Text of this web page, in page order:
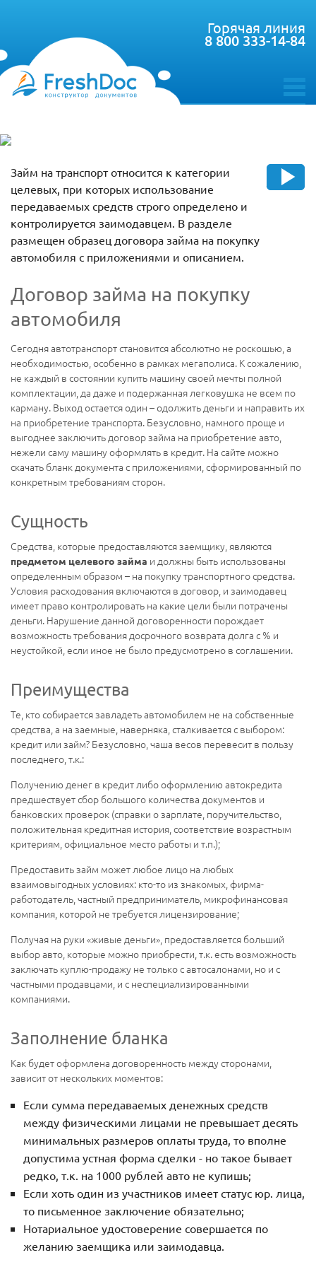
toggle
Горячая линия
8 800 333-14-84
Займ на транспорт относится к категории
целевых, при которых использование
передаваемых средств строго определено и
контролируется заимодавцем. В разделе
размещен образец договора займа на покупку
автомобиля с приложениями и описанием.
Договор займа на покупку
автомобиля
Сегодня автотранспорт становится абсолютно не роскошью, а
необходимостью, особенно в рамках мегаполиса. К сожалению,
не каждый в состоянии купить машину своей мечты полной
комплектации, да даже и подержанная легковушка не всем по
карману. Выход остается один – одолжить деньги и направить их
на приобретение транспорта. Безусловно, намного проще и
выгоднее заключить договор займа на приобретение авто,
нежели саму машину оформлять в кредит. На сайте можно
скачать бланк документа с приложениями, сформированный по
конкретным требованиям сторон.
Сущность
Средства, которые предоставляются заемщику, являются
предметом целевого займа и должны быть использованы
определенным образом – на покупку транспортного средства.
Условия расходования включаются в договор, и заимодавец
имеет право контролировать на какие цели были потрачены
деньги. Нарушение данной договоренности порождает
возможность требования досрочного возврата долга с % и
неустойкой, если иное не было предусмотрено в соглашении.
Преимущества
Те, кто собирается завладеть автомобилем не на собственные
средства, а на заемные, наверняка, сталкивается с выбором:
кредит или займ? Безусловно, чаша весов перевесит в пользу
последнего, т.к.:
Получению денег в кредит либо оформлению автокредита
предшествует сбор большого количества документов и
банковских проверок (справки о зарплате, поручительство,
положительная кредитная история, соответствие возрастным
критериям, официальное место работы и т.п.);
Предоставить займ может любое лицо на любых
взаимовыгодных условиях: кто-то из знакомых, фирма-
работодатель, частный предприниматель, микрофинансовая
компания, которой не требуется лицензирование;
Получая на руки «живые деньги», предоставляется больший
выбор авто, которые можно приобрести, т.к. есть возможность
заключать куплю-продажу не только с автосалонами, но и с
частными продавцами, и с неспециализированными
компаниями.
Заполнение бланка
Как будет оформлена договоренность между сторонами,
зависит от нескольких моментов:
Если сумма передаваемых денежных средств
между физическими лицами не превышает десять
минимальных размеров оплаты труда, то вполне
допустима устная форма сделки - но такое бывает
редко, т.к. на 1000 рублей авто не купишь;
Если хоть один из участников имеет статус юр. лица,
то письменное заключение обязательно;
Нотариальное удостоверение совершается по
желанию заемщика или заимодавца.